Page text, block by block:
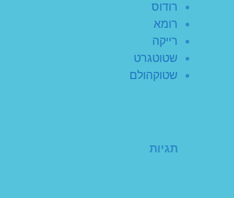
רודוס
רומא
רייקה
שטוטגרט
שטוקהולם
תגיות